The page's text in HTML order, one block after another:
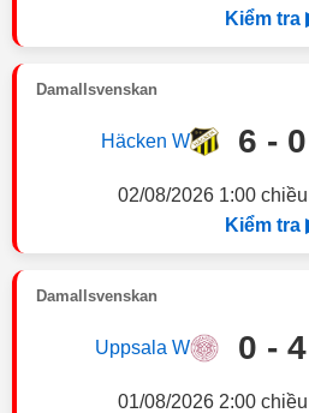
Kiểm tra
Damallsvenskan
Häcken W 6 - 0
02/08/2026 1:00
Kiểm tra
Damallsvenskan
Uppsala W 0 - 4
01/08/2026 2:00